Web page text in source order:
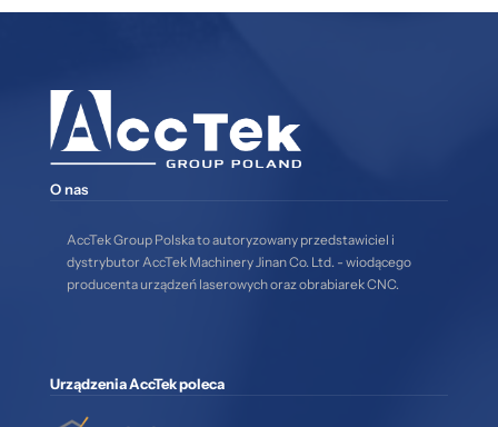
O nas
AccTek Group Polska to autoryzowany przedstawiciel i
dystrybutor AccTek Machinery Jinan Co. Ltd. - wiodącego
producenta urządzeń laserowych oraz obrabiarek CNC.
Urządzenia AccTek poleca